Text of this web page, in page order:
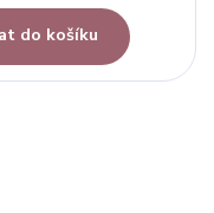
do košíku